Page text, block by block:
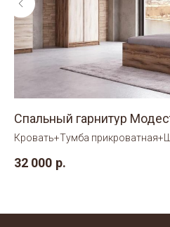
Спальный гарнитур
Кровать+Тумба
32 000 р.